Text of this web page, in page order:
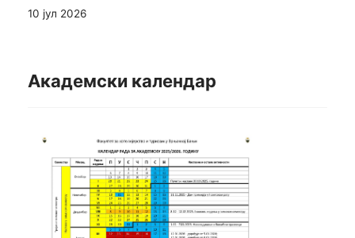
10 јул 2026
Академски календар